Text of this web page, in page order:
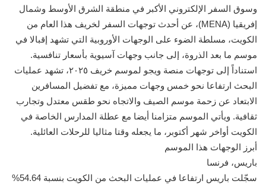
وسوق السفر الإلكتروني الأكبر في منطقة الشرق الأوسط وشمال
إفريقيا (MENA)، عن أحدث توجهات السفر لخريف هذا العام من
الكويت، مسلطة الضوء على الوجهات الأوروبية التي تشهد إقبالا في
موسم ما بعد الذروة، إلى جانب وجهات آسيوية بأسعار تنافسية.
استناداً إلى توجهات منصة ويجو لموسم خريف ٢٠٢٥، تشهد عمليات
البحث ارتفاعا نحو خمس وجهات مميزة، مع تفضيل المسافرين
الابتعاد عن زحمة موسم الصيف والاتجاه نحو طقس معتدل وتجارب
ثقافية. ويأتي الموسم متزامنا أيضا مع عطلة المدارس الخاصة في
الكويت أواخر شهر أكتوبر، ما يجعله وقتا مثاليا للرحلات العائلية.
أبرز الوجهات هذا الموسم
باريس، فرنسا
سجّلت باريس ارتفاعا في عمليات البحث من الكويت بنسبة ‎%54.64